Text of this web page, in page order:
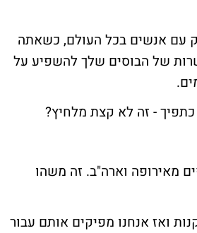
עם אנשים בכל העולם, כשאתה
של הבוסים שלך להשפיע על
כתפיך - זה לא קצת מלחיץ?
מאירופה וארה"ב. זה משהו
ואז אנחנו מפיקים אותם עבור